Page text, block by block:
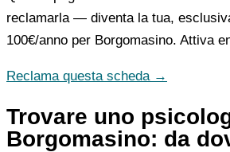
reclamarla — diventa la tua,
100€/anno per Borgomasino. Attiva
Reclama questa scheda →
Trovare uno
Borgomasino: da